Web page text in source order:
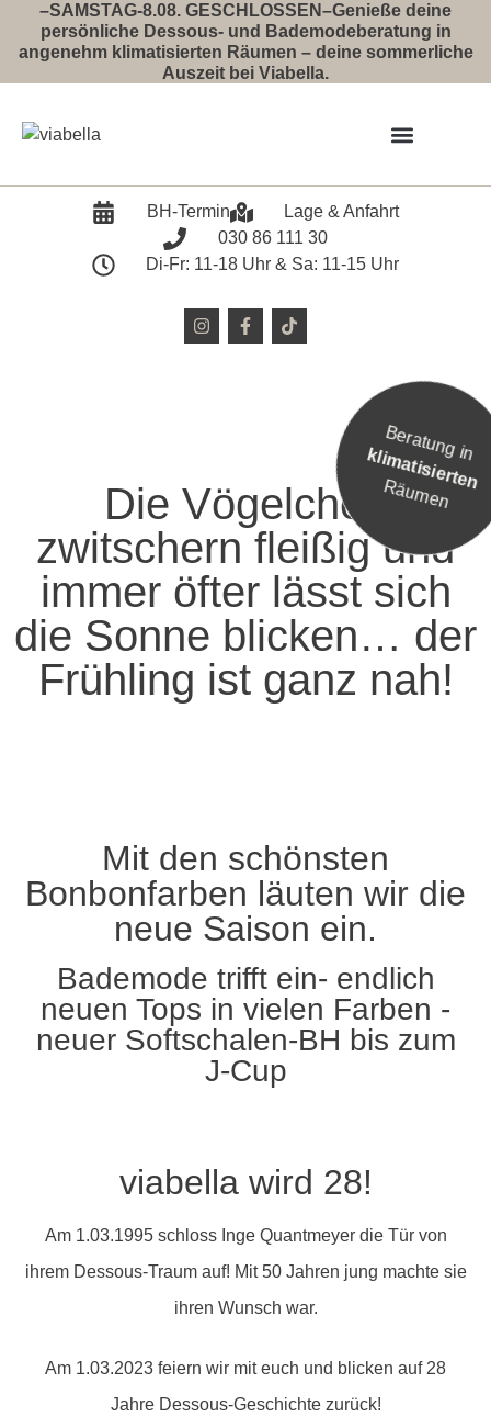
–SAMSTAG-8.08. GESCHLOSSEN–Genieße deine
persönliche Dessous- und Bademodeberatung in
angenehm klimatisierten Räumen – deine sommerliche
Auszeit bei Viabella.
BH-Termin
Lage & Anfahrt
030 86 111 30
Di-Fr: 11-18 Uhr & Sa: 11-15 Uhr
Die Vögelchen
zwitschern fleißig und
immer öfter lässt sich
die Sonne blicken… der
Frühling ist ganz nah!
Mit den schönsten
Bonbonfarben läuten wir die
neue Saison ein.
Bademode trifft ein- endlich
neuen Tops in vielen Farben -
neuer Softschalen-BH bis zum
J-Cup
viabella wird 28!
Am 1.03.1995 schloss Inge Quantmeyer die Tür von
ihrem Dessous-Traum auf! Mit 50 Jahren jung machte sie
ihren Wunsch war.
Am 1.03.2023 feiern wir mit euch und blicken auf 28
Jahre Dessous-Geschichte zurück!
Beratung in
klimatisierten
Räumen